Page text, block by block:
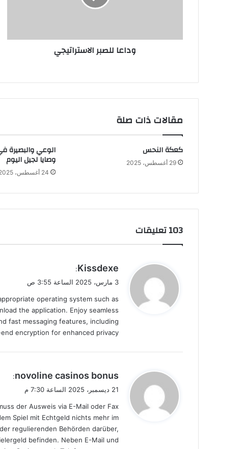
وداعا للصبر الاستراتيجي
مقالات ذات صلة
كعكة النحس
29 أغسطس، 2025
الوعي والبصيرة
وصايا لجيل اليوم
24 أغسطس، 2025
‫103 تعليقات
ي
ل
Kissdexe
:
3 مارس، 2025 الساعة 3:55 ص
operating system such as
the application. Enjoy seamless
fast messaging features, including
encryption for enhanced privacy.
ي
ل
novoline casinos bonus
:
21 ديسمبر، 2025 الساعة 7:30 م
der Ausweis via E-Mail oder Fax
Spiel mit Echtgeld nichts mehr im
regulierenden Behörden darüber,
befinden. Neben E-Mail und